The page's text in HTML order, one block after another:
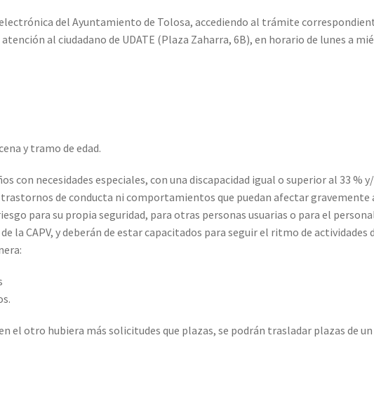
electrónica del Ayuntamiento de Tolosa, accediendo al trámite
al ciudadano de UDATE (Plaza Zaharra, 6B), en horario de lunes a
y tramo de edad.
con necesidades especiales, con una discapacidad igual o superior al 33 %
de conducta ni comportamientos que puedan afectar gravemente
para su propia seguridad, para otras personas usuarias o para el
la CAPV, y deberán de estar capacitados para seguir el ritmo de actividades
el otro hubiera más solicitudes que plazas, se podrán trasladar plazas de